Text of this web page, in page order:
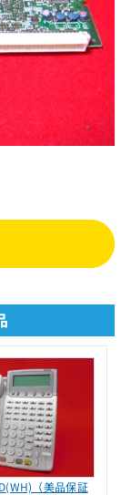
（美品保証